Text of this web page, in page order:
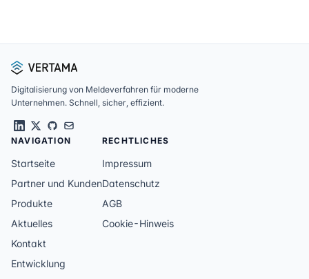
Fußzeile
Digitalisierung von Meldeverfahren für moderne
Unternehmen. Schnell, sicher, effizient.
NAVIGATION
Startseite
Partner und Kunden
Produkte
Aktuelles
Kontakt
Entwicklung
RECHTLICHES
Impressum
Datenschutz
AGB
Cookie-Hinweis